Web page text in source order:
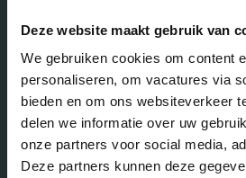
Deze website maakt gebruik van
We gebruiken cookies om content
personaliseren, om vacatures via
bieden en om ons websiteverkeer
delen we informatie over uw
onze partners voor social media,
Deze partners kunnen deze
Schrijf je in en we houden
Job Alert